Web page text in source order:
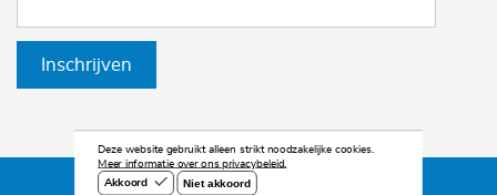
Inschrijven
©2026 Scheldemonitor
Deze website gebruikt alleen strikt noodzakelijke cookies.
Meer informatie over ons privacybeleid.
Akkoord
Niet akkoord